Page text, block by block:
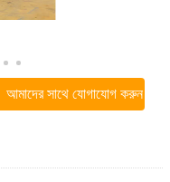
আমাদের সাথে যোগাযোগ করুন